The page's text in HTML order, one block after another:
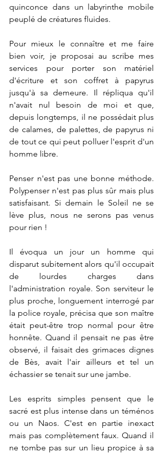
quinconce dans un labyrinthe mobile
peuplé de créatures fluides.
Pour mieux le connaître et me faire
bien voir, je proposai au scribe mes
services pour porter son matériel
d'écriture et son coffret à papyrus
jusqu'à sa demeure. Il répliqua qu'il
n'avait nul besoin de moi et que,
depuis longtemps, il ne possédait plus
de calames, de palettes, de papyrus ni
de tout ce qui peut polluer l'esprit d'un
homme libre.
Penser n'est pas une bonne méthode.
Polypenser n'est pas plus sûr mais plus
satisfaisant. Si demain le Soleil ne se
lève plus, nous ne serons pas venus
pour rien !
Il évoqua un jour un homme qui
disparut subitement alors qu'il occupait
de lourdes charges dans
l'administration royale. Son serviteur le
plus proche, longuement interrogé par
la police royale, précisa que son maître
était peut-être trop normal pour être
honnête. Quand il pensait ne pas être
observé, il faisait des grimaces dignes
de Bès, avait l'air ailleurs et tel un
échassier se tenait sur une jambe.
Les esprits simples pensent que le
sacré est plus intense dans un téménos
ou un Naos. C'est en partie inexact
mais pas complètement faux. Quand il
ne tombe pas sur un lieu propice à sa